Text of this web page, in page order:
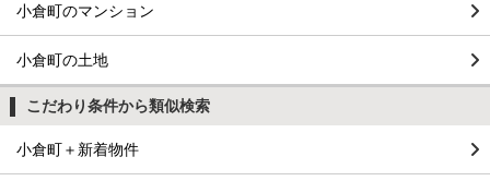
小倉町のマンション
小倉町の土地
こだわり条件から類似検索
小倉町＋新着物件